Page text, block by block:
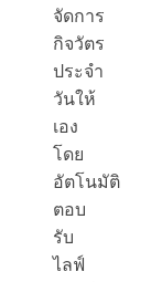
จัดการ
กิจวัตร
ประจำ
วันให้
เอง
โดย
อัตโนมัติ
ตอบ
รับ
ไลฟ์